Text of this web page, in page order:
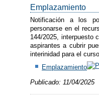
Emplazamiento
Notificación a los
personarse en el
144/2025, interpuesto
aspirantes a cubrir
interinidad para el
Emplazamiento
Publicado: 11/04/2025